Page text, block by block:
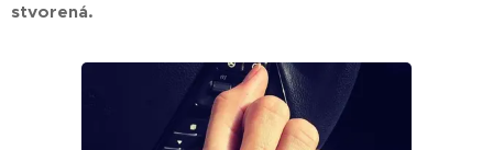
stvorená.